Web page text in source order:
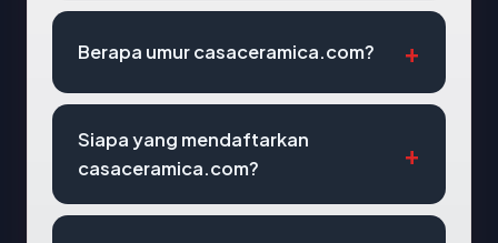
Berapa umur casaceramica.com?
Siapa yang mendaftarkan
casaceramica.com?